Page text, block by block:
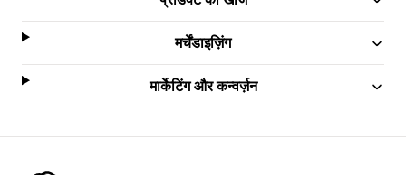
मर्चेंडाइज़िंग
मार्केटिंग और कन्वर्ज़न